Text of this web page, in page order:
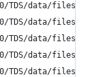
data/files/p9/
data/files/p9/
data/files/p9/
data/files/p9/
data/files/p9/